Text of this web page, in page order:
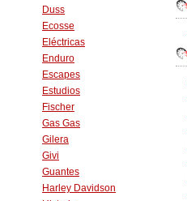
Duss
Ecosse
Eléctricas
Enduro
Escapes
Estudios
Fischer
Gas Gas
Gilera
Givi
Guantes
Harley Davidson